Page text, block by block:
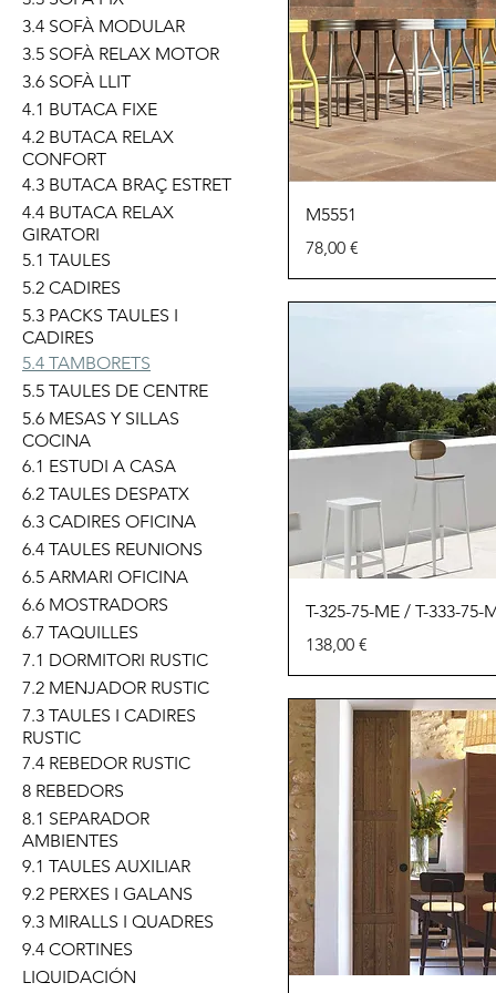
3.4 SOFÀ MODULAR
3.5 SOFÀ RELAX MOTOR
3.6 SOFÀ LLIT
4.1 BUTACA FIXE
4.2 BUTACA RELAX
CONFORT
4.3 BUTACA BRAÇ ESTRET
4.4 BUTACA RELAX
GIRATORI
5.1 TAULES
5.2 CADIRES
5.3 PACKS TAULES I
CADIRES
5.4 TAMBORETS
5.5 TAULES DE CENTRE
5.6 MESAS Y SILLAS
COCINA
6.1 ESTUDI A CASA
6.2 TAULES DESPATX
6.3 CADIRES OFICINA
6.4 TAULES REUNIONS
6.5 ARMARI OFICINA
6.6 MOSTRADORS
6.7 TAQUILLES
7.1 DORMITORI RUSTIC
7.2 MENJADOR RUSTIC
7.3 TAULES I CADIRES
RUSTIC
7.4 REBEDOR RUSTIC
8 REBEDORS
8.1 SEPARADOR
AMBIENTES
9.1 TAULES AUXILIAR
9.2 PERXES I GALANS
9.3 MIRALLS I QUADRES
9.4 CORTINES
LIQUIDACIÓN
M5551
Precio
78,00 €
T-325-75-ME / T-333-75-
Precio
138,00 €